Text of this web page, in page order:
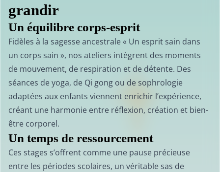
grandir
Un équilibre corps-esprit
Fidèles à la sagesse ancestrale « Un esprit sain dans
un corps sain », nos ateliers intègrent des moments
de mouvement, de respiration et de détente. Des
séances de yoga, de Qi gong ou de sophrologie
adaptées aux enfants viennent enrichir l’expérience,
créant une harmonie entre réflexion, création et bien-
être corporel.
Un temps de ressourcement
Ces stages s’offrent comme une pause précieuse
entre les périodes scolaires, un véritable sas de